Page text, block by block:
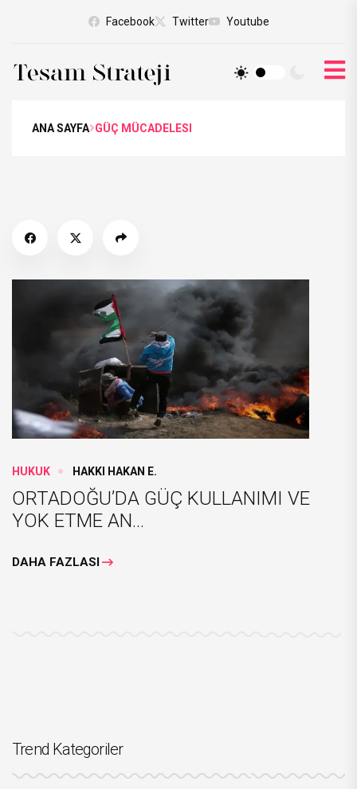
Facebook Twitter Youtube
ANA SAYFA GÜÇ MÜCADELESI
HUKUK HAKKI HAKAN E.
ORTADOĞU’DA GÜÇ KULLANIMI VE
YOK ETME AN...
DAHA FAZLASI
Trend Kategoriler